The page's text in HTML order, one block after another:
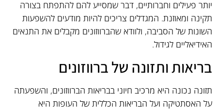
יותר פעילים וחברותיים, דבר שמסייע להם להתפתח בצורה
תקינה ומאוזנת. המגדלים צריכים להיות מודעים להשפעות
השונות של הסביבה, ולוודא שהברווזונים מקבלים את התנאים
האידיאליים לגידול.
בריאות ותזונה של ברווזונים
תזונה נכונה היא מרכיב חיוני בבריאות הברווזונים, והשפעתה
על האסתטיקה ועל הבריאות הכללית של העופות היא